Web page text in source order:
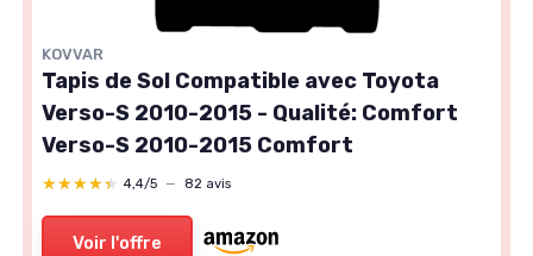
KOVVAR
Tapis de Sol Compatible avec Toyota
Verso-S 2010-2015 - Qualité: Comfort
Verso-S 2010-2015 Comfort
★★★★★
★★★★★ 4,4/5 — 82 avis
Voir l'offre